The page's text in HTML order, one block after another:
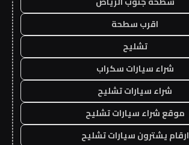
اقرب سطحة
تشليح
شراء سيارات سكراب
شراء سيارات تشليح
موقع شراء سيارات تشليح
ارقام يشترون سيارات تشليح